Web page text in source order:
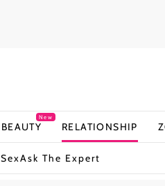
BEAUTY
New
RELATIONSHIP
SexAsk The Expert